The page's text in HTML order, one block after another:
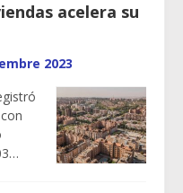
acelera su
2023